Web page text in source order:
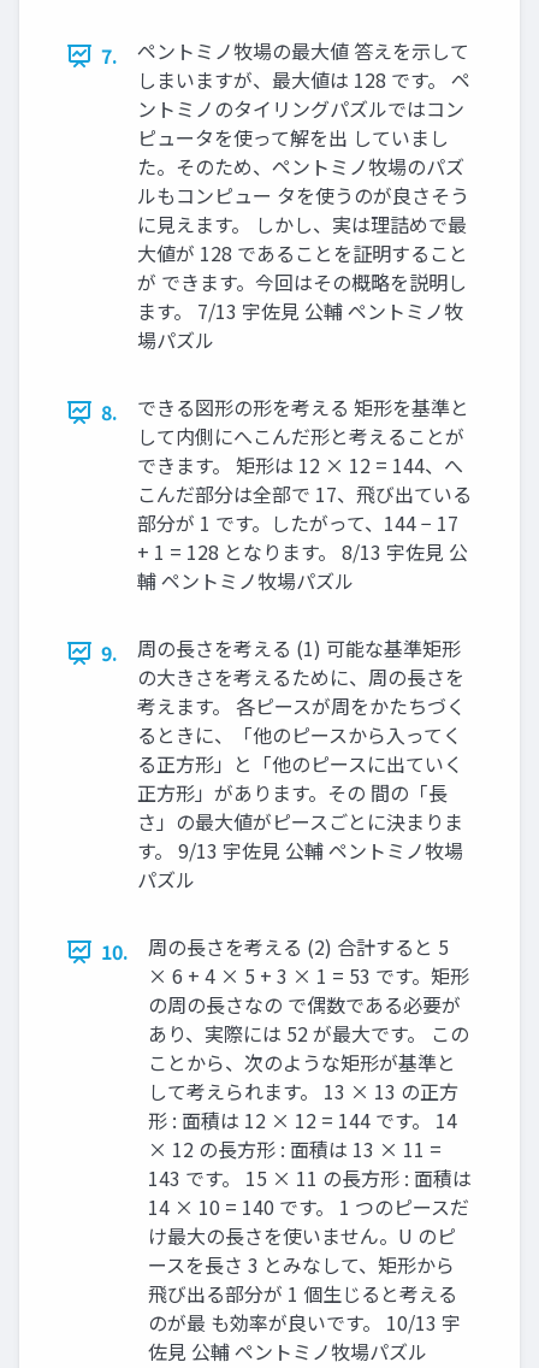
7.
ペントミノ牧場の最大値 答えを示して
しまいますが、最大値は 128 です。 ペ
ントミノのタイリングパズルではコン
ピュータを使って解を出 していまし
た。そのため、ペントミノ牧場のパズ
ルもコンピュー タを使うのが良さそう
に見えます。 しかし、実は理詰めで最
大値が 128 であることを証明すること
が できます。今回はその概略を説明し
ます。 7/13 宇佐見 公輔 ペントミノ牧
場パズル
8.
できる図形の形を考える 矩形を基準と
して内側にへこんだ形と考えることが
できます。 矩形は 12 × 12 = 144、へ
こんだ部分は全部で 17、飛び出ている
部分が 1 です。したがって、144 − 17
+ 1 = 128 となります。 8/13 宇佐見 公
輔 ペントミノ牧場パズル
9.
周の長さを考える (1) 可能な基準矩形
の大きさを考えるために、周の長さを
考えます。 各ピースが周をかたちづく
るときに、「他のピースから入ってく
る正方形」と「他のピースに出ていく
正方形」があります。その 間の「長
さ」の最大値がピースごとに決まりま
す。 9/13 宇佐見 公輔 ペントミノ牧場
パズル
10.
周の長さを考える (2) 合計すると 5
× 6 + 4 × 5 + 3 × 1 = 53 です。矩形
の周の長さなの で偶数である必要が
あり、実際には 52 が最大です。 この
ことから、次のような矩形が基準と
して考えられます。 13 × 13 の正方
形 : 面積は 12 × 12 = 144 です。 14
× 12 の長方形 : 面積は 13 × 11 =
143 です。 15 × 11 の長方形 : 面積は
14 × 10 = 140 です。 1 つのピースだ
け最大の長さを使いません。U のピ
ースを長さ 3 とみなして、矩形から
飛び出る部分が 1 個生じると考える
のが最 も効率が良いです。 10/13 宇
佐見 公輔 ペントミノ牧場パズル